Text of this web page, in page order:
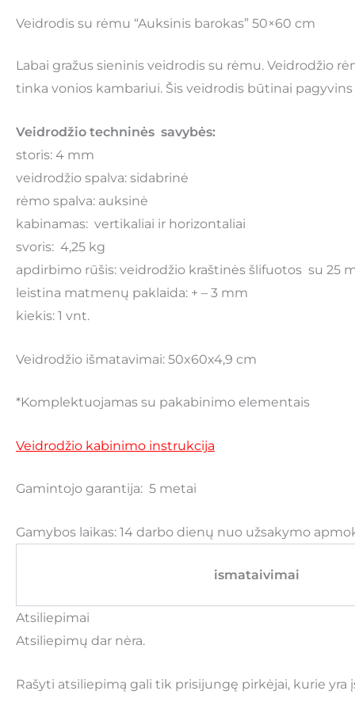
Veidrodis su rėmu “Auksinis barokas” 50×60 cm
Labai gražus sieninis veidrodis su rėmu. Veidrodžio
tinka vonios kambariui. Šis veidrodis būtinai
Veidrodžio techninės savybės:
storis: 4 mm
veidrodžio spalva: sidabrinė
rėmo spalva: auksinė
kabinamas: vertikaliai ir horizontaliai
svoris: 4,25 kg
apdirbimo rūšis: veidrodžio kraštinės šlifuotos su 25
leistina matmenų paklaida: + – 3 mm
kiekis: 1 vnt.
Veidrodžio išmatavimai: 50x60x4,9 cm
*Komplektuojamas su pakabinimo elementais
Veidrodžio kabinimo instrukcija
Gamintojo garantija: 5 metai
Gamybos laikas: 14 darbo dienų nuo užsakymo
ismataivimai
Atsiliepimai
Atsiliepimų dar nėra.
Rašyti atsiliepimą gali tik prisijungę pirkėjai, kurie yra